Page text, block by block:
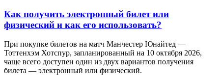
Как получить электронный билет или
физический и как его использовать?
При покупке билетов на матч Манчестер Юнайтед —
Тоттенхэм Хотспур, запланированный на 10 октября 2026,
чаще всего доступен один из двух вариантов получения
билета — электронный или физический.